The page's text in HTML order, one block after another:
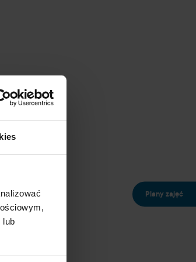
lub
barierę
też
Plany zajęć